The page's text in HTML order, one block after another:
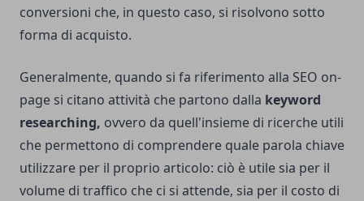
conversioni che, in questo caso, si risolvono sotto
forma di acquisto.
Generalmente, quando si fa riferimento alla SEO on-
page si citano attività che partono dalla keyword
researching, ovvero da quell'insieme di ricerche utili
che permettono di comprendere quale parola chiave
utilizzare per il proprio articolo: ciò è utile sia per il
volume di traffico che ci si attende, sia per il costo di